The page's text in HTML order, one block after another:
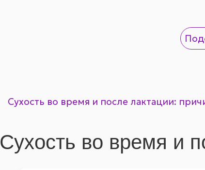
Сухость во время и после лактации:
Сухость во время и